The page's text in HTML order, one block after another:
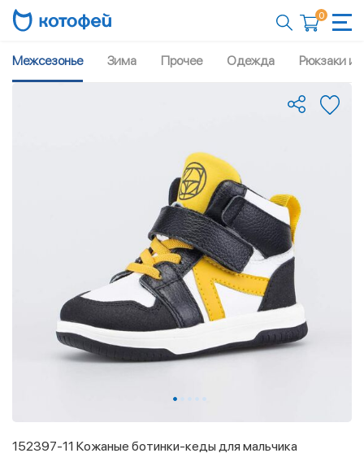
0
Межсезонье Зима Прочее Одежда Рюкзаки и
152397-11 Кожаные ботинки-кеды для мальчика